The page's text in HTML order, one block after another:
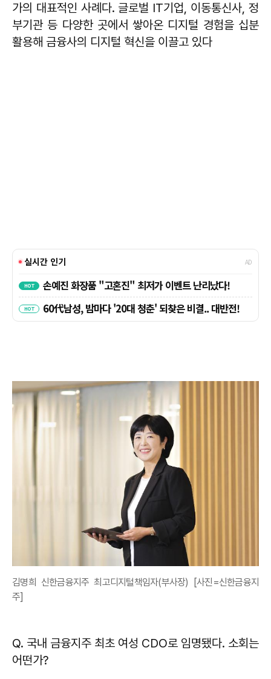
가의 대표적인 사례다. 글로벌 IT기업, 이동통신사, 정
부기관 등 다양한 곳에서 쌓아온 디지털 경험을 십분
활용해 금융사의 디지털 혁신을 이끌고 있다
김명희 신한금융지주 최고디지털책임자(부사장) [사진=신한금융지
주]
Q. 국내 금융지주 최초 여성 CDO로 임명됐다. 소회는
어떤가?